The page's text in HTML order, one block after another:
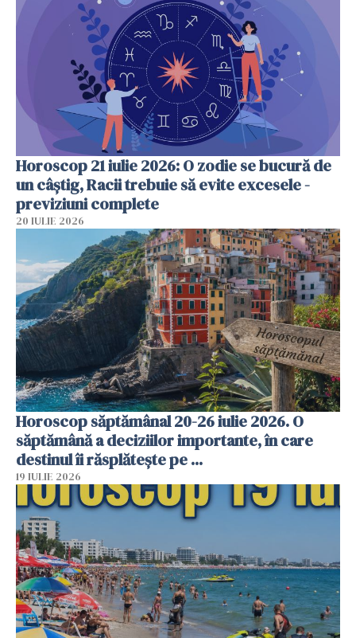
Horoscop 21 iulie 2026: O zodie se bucură de
un câștig, Racii trebuie să evite excesele -
previziuni complete
20 IULIE 2026
Horoscop săptămânal 20-26 iulie 2026. O
săptămână a deciziilor importante, în care
destinul îi răsplătește pe ...
19 IULIE 2026